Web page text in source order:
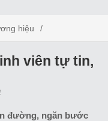
hiệu
viên tự tin,
đường, ngăn bước